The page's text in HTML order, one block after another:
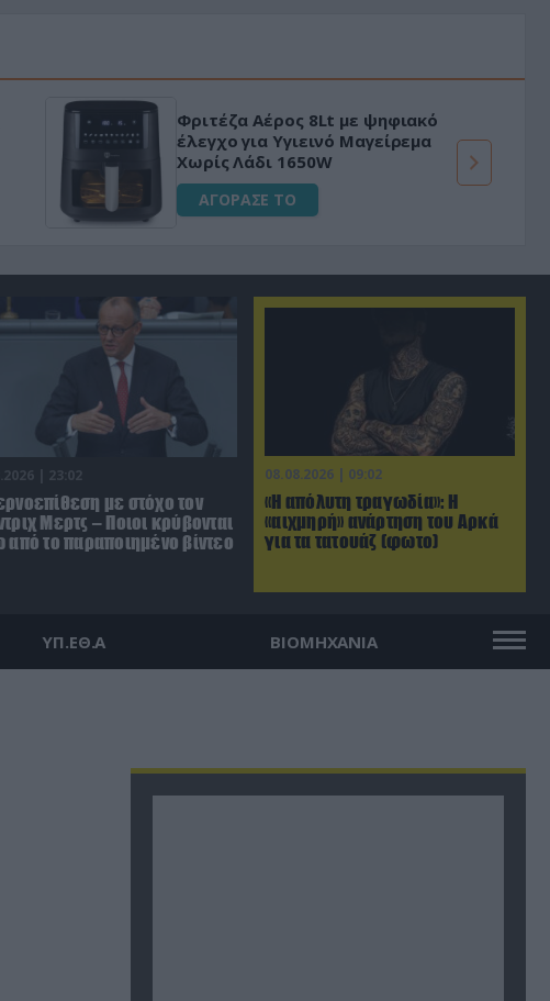
Φριτέζα Αέρος 8Lt με ψηφιακό
έλεγχο για Υγιεινό Μαγείρεμα
Χωρίς Λάδι 1650W
ΑΓΟΡΑΣΕ ΤΟ
08.08.2026 | 09:02
«Η απόλυτη τραγωδία»: Η
«αιχμηρή» ανάρτηση του Αρκά
για τα τατουάζ (φωτο)
| 23:02
με στόχο τον
Μερτς – Ποιοι κρύβονται
από το παραποιημένο βίντεο
ΥΠ.ΕΘ.Α ΒΙΟΜΗΧΑΝΙΑ